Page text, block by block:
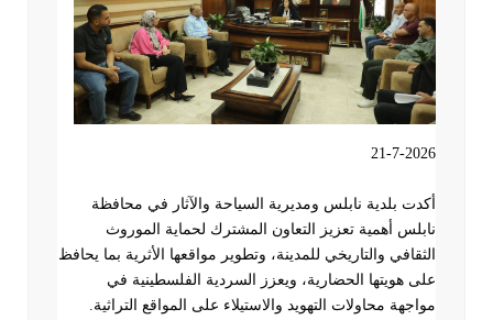
21-7-2026
أكدت بلدية نابلس ومديرية السياحة والآثار في محافظة
نابلس أهمية تعزيز التعاون المشترك لحماية الموروث
الثقافي والتاريخي للمدينة، وتطوير مواقعها الأثرية بما يحافظ
على هويتها الحضارية، ويعزز السردية الفلسطينية في
مواجهة محاولات التهويد والاستيلاء على المواقع التراثية